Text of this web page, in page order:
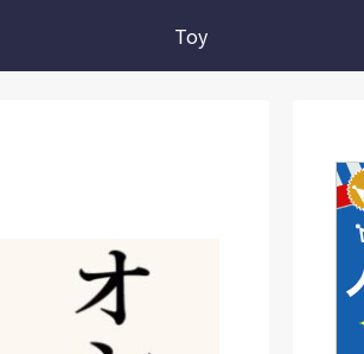
Toy